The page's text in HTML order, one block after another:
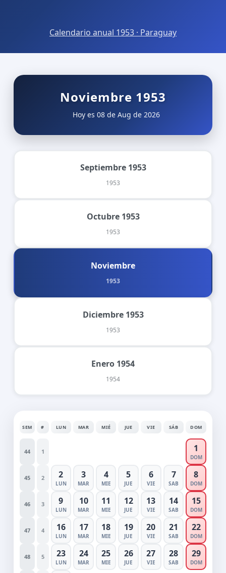
Calendario anual 1953 · Paraguay
Noviembre 1953
Hoy es 08 de Aug de 2026
Septiembre 1953
1953
Octubre 1953
1953
Noviembre
1953
Diciembre 1953
1953
Enero 1954
1954
SEM # LUN MAR MIÉ JUE VIE SÁB DOM
44 1 1
DOM
45 2 2
LUN
3
MAR
4
MIE
5
JUE
6
VIE
7
SAB
8
DOM
46 3 9
LUN
10
MAR
11
MIE
12
JUE
13
VIE
14
SAB
15
DOM
47 4 16
LUN
17
MAR
18
MIE
19
JUE
20
VIE
21
SAB
22
DOM
48 5 23
LUN
24
MAR
25
MIE
26
JUE
27
VIE
28
SAB
29
DOM